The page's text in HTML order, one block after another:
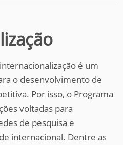
é um
o desenvolvimento de
Por isso, o Programa
voltadas para
de pesquisa e
internacional. Dentre as